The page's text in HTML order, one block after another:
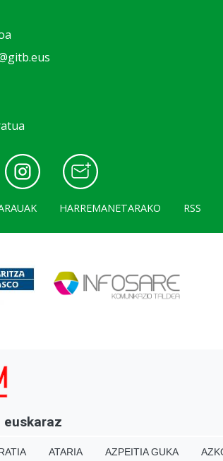
HARREMANETARAKO RSS
euskaraz
ATARIA AZPEITIA GUKA